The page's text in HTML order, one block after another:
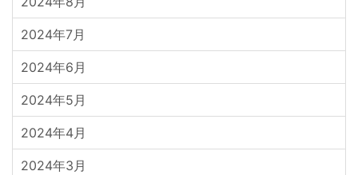
2024年7月
2024年6月
2024年5月
2024年4月
2024年3月